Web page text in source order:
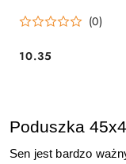
(0)
Cena:
10.35
Poduszka
Sen jest bardzo